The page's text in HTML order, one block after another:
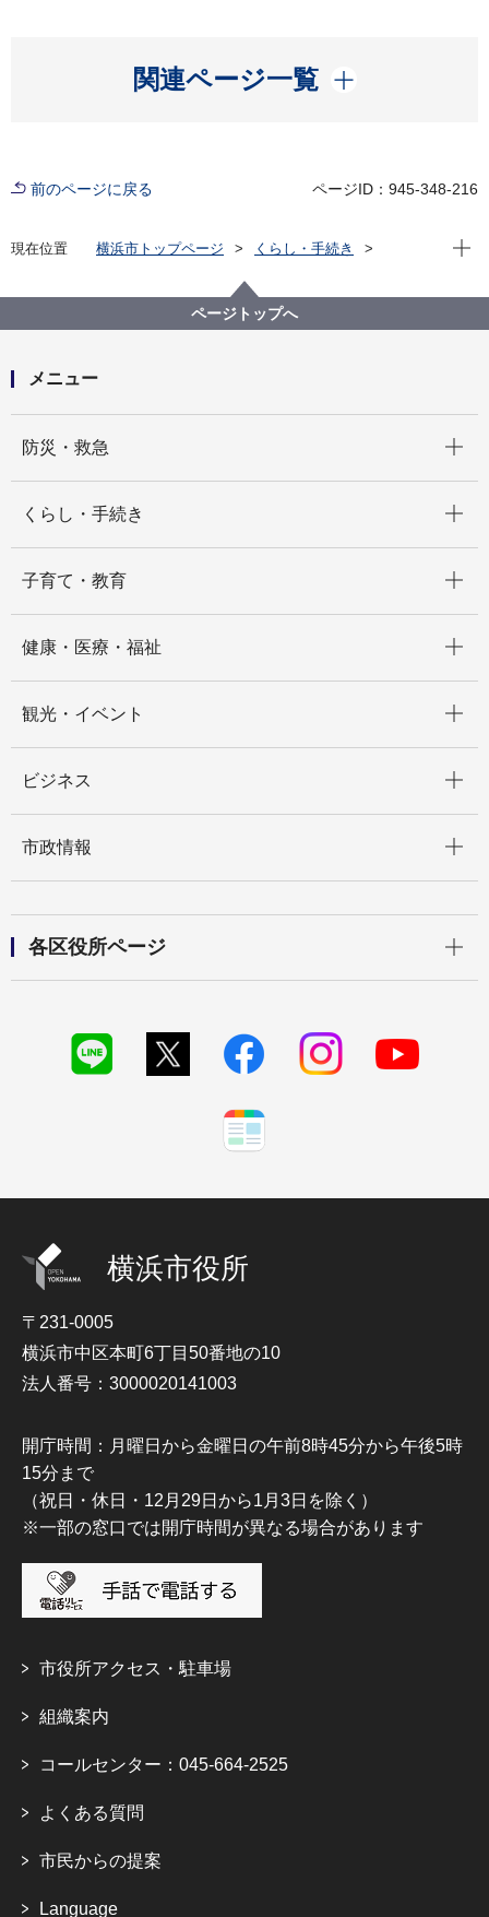
関連ページ一覧
開く
前のページに戻る ページID：945-348-216
現在位置 横浜市トップページ
くらし・手続き
3階・4階・5階テーマ展示
現在
ページトップへ
メニュー
防災・救急
くらし・手続き
子育て・教育
健康・医療・福祉
観光・イベント
ビジネス
市政情報
各区役所ページ
横浜市役所
〒231-0005
横浜市中区本町6丁目50番地の10
法人番号：3000020141003
開庁時間：月曜日から金曜日の午前8時45分から午後5時
15分まで
（祝日・休日・12月29日から1月3日を除く）
※一部の窓口では開庁時間が異なる場合があります
市役所アクセス・駐車場
組織案内
コールセンター：045-664-2525
よくある質問
市民からの提案
Language